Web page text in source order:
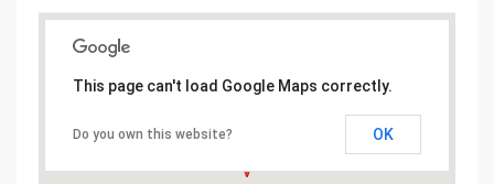
This page can't load Google Maps correctly.
Do you own this website? OK